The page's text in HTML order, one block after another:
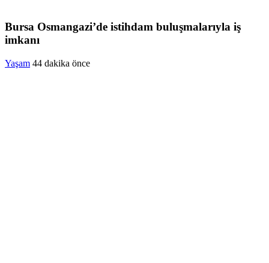
Bursa Osmangazi’de istihdam buluşmalarıyla iş
imkanı
Yaşam 44 dakika önce